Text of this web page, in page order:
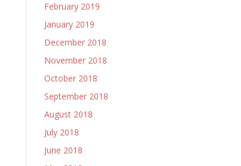
February 2019
January 2019
December 2018
November 2018
October 2018
September 2018
August 2018
July 2018
June 2018